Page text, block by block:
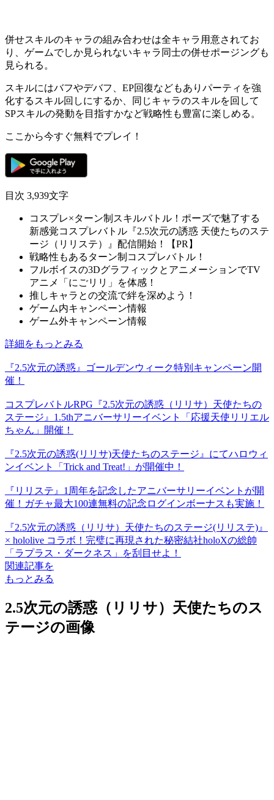
併せスキルのキャラの組み合わせは全キャラ用意されてお
り、 ゲームでしか見られないキャラ同士の併せポージングも
見られる。
スキルにはバフやデバフ、EP回復などもありパーティを強
化するスキル回しにするか、同じキャラのスキルを回して
SPスキルの発動を目指すかなど戦略性も豊富に楽しめる。
ここから今すぐ無料でプレイ！
目次 3,939文字
コスプレ×ターン制スキルバトル！ポーズで魅了する
新感覚コスプレバトル『2.5次元の誘惑 天使たちのステ
ージ（リリステ）』配信開始！【PR】
戦略性もあるターン制コスプレバトル！
フルボイスの3DグラフィックとアニメーションでTV
アニメ「にごリリ」を体感！
推しキャラとの交流で絆を深めよう！
ゲーム内キャンペーン情報
ゲーム外キャンペーン情報
詳細をもっとみる
『2.5次元の誘惑』ゴールデンウィーク特別キャンペーン開
催！
コスプレバトルRPG『2.5次元の誘惑（リリサ）天使たちの
ステージ』1.5thアニバーサリーイベント「応援天使リリエル
ちゃん」開催！
『2.5次元の誘惑(リリサ)天使たちのステージ』にてハロウィ
ンイベント「Trick and Treat!」が開催中！
『リリステ』1周年を記念したアニバーサリーイベントが開
催！ガチャ最大100連無料の記念ログインボーナスも実施！
『2.5次元の誘惑（リリサ）天使たちのステージ(リリステ)』
× hololive コラボ！完璧に再現された秘密結社holoXの総帥
「ラプラス・ダークネス」を刮目せよ！
関連記事を
もっとみる
2.5次元の誘惑（リリサ）天使たちのス
テージの画像